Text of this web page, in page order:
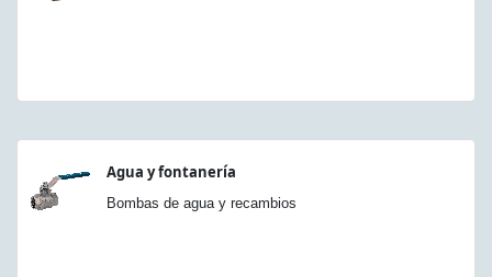
Agua y fontanería
Bombas de agua y recambios